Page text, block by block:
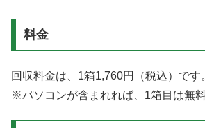
料金
回収料金は、1箱1,760円（税込）です
※パソコンが含まれれば、1箱目は無料